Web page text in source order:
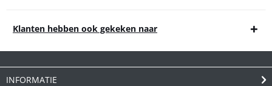
Klanten hebben ook gekeken naar
INFORMATIE